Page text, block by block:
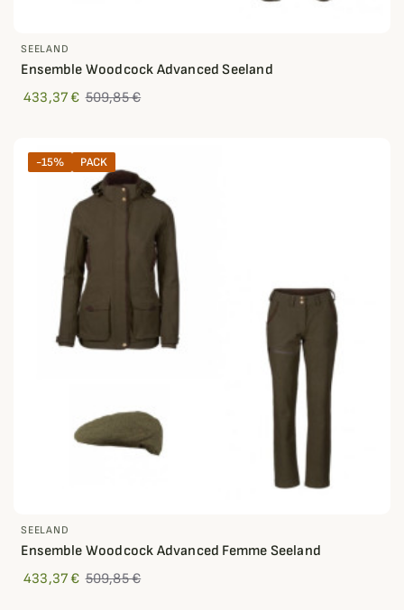
SEELAND
Ensemble Woodcock Advanced Seeland
433,37 € 509,85 €
-15% PACK
SEELAND
Ensemble Woodcock Advanced Femme Seeland
433,37 € 509,85 €